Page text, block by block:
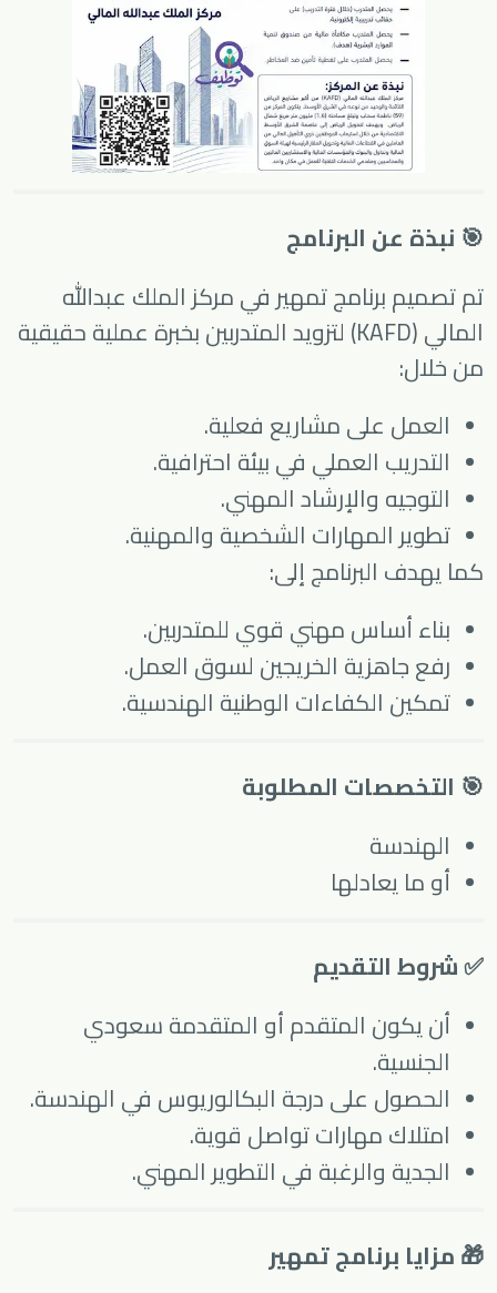
🎯 نبذة عن البرنامج
تم تصميم برنامج تمهير فيمركز الملك عبدالله
المالي (KAFD)
لتزويد المتدربين بخبرة عملية حقيقية
من خلال:
العمل على مشاريع فعلية.
التدريب العملي في بيئة احترافية.
التوجيه والإرشاد المهني.
تطوير المهارات الشخصية والمهنية.
كما يهدف البرنامج إلى:
بناء أساس مهني قوي للمتدربين.
رفع جاهزية الخريجين لسوق العمل.
تمكين الكفاءات الوطنية الهندسية.
🎯 التخصصات المطلوبة
الهندسة
أو ما يعادلها
✅ شروط التقديم
أن يكون المتقدم أو المتقدمة سعودي
الجنسية.
الحصول على درجة البكالوريوس في الهندسة.
امتلاك مهارات تواصل قوية.
الجدية والرغبة في التطوير المهني.
🎁 مزايا برنامج تمهير